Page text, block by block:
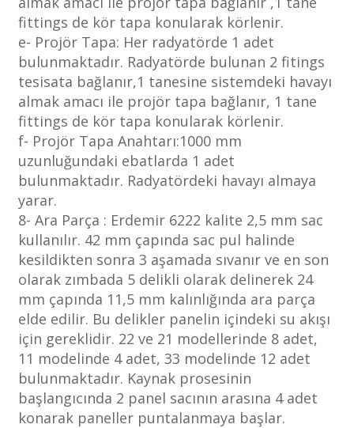
fittings de kör tapa konularak körlenir.
e- Projör Tapa: Her radyatörde 1 adet
bulunmaktadır. Radyatörde bulunan 2 fitings
tesisata bağlanır,1 tanesine sistemdeki havayı
almak amacı ile projör tapa bağlanır, 1 tane
fittings de kör tapa konularak körlenir.
f- Projör Tapa Anahtarı:1000 mm
uzunluğundaki ebatlarda 1 adet
bulunmaktadır. Radyatördeki havayı almaya
yarar.
8- Ara Parça : Erdemir 6222 kalite 2,5 mm sac
kullanılır. 42 mm çapında sac pul halinde
kesildikten sonra 3 aşamada sıvanır ve en son
olarak zımbada 5 delikli olarak delinerek 24
mm çapında 11,5 mm kalınlığında ara parça
elde edilir. Bu delikler panelin içindeki su akışı
için gereklidir. 22 ve 21 modellerinde 8 adet,
11 modelinde 4 adet, 33 modelinde 12 adet
bulunmaktadır. Kaynak prosesinin
başlangıcında 2 panel sacının arasına 4 adet
konarak paneller puntalanmaya başlar.